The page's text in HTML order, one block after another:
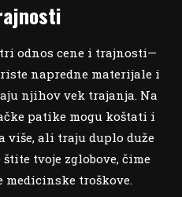
odnos cene i trajnosti—
napredne materijale i
njihov vek trajanja. Na
patike mogu koštati i
ali traju duplo duže
tvoje zglobove, čime
medicinske troškove.